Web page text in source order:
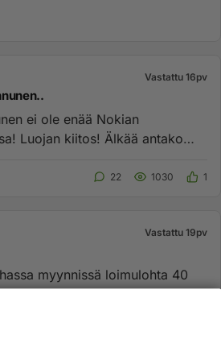
Vastattu 16pv
ei ole enää Nokian
22 1030 1
Vastattu 19pv
myynnissä loimulohta 40
ole paksu lompakka. Jumalauta